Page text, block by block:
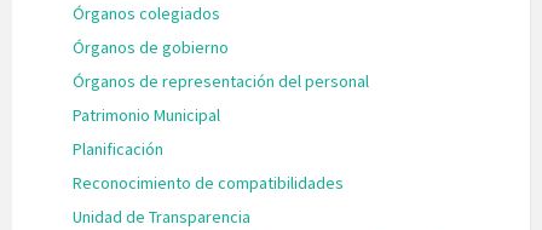
Órganos colegiados
Órganos de gobierno
Órganos de representación del personal
Patrimonio Municipal
Planificación
Reconocimiento de compatibilidades
Unidad de Transparencia